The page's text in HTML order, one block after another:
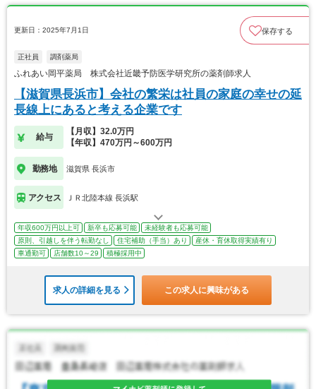
更新日：2025年7月1日 保存する
正社員 調剤薬局
ふれあい岡平薬局 株式会社近畿予防医学研究所の薬剤師求人
【滋賀県長浜市】会社の繁栄は社員の家庭の幸せの延
長線上にあると考える企業です
給与
【月収】32.0万円
【年収】470万円～600万円
勤務地 滋賀県 長浜市
アクセス ＪＲ北陸本線 長浜駅
年収600万円以上可 新卒も応募可能
未経験者も応募可能
原則、引越しを伴う転勤なし
住宅補助（手当）あり
産休・育休取得実績有り
車通勤可
店舗数10～29 積極採用中
求人の詳細を見る この求人に興味がある